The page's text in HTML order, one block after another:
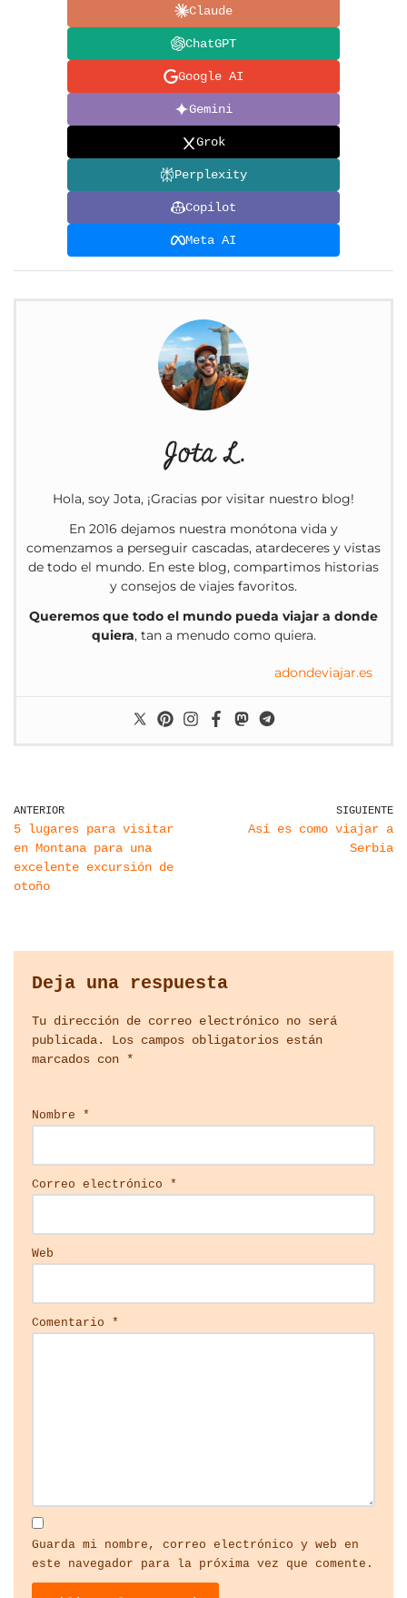
Claude
ChatGPT
Google AI
Gemini
Grok
Perplexity
Copilot
Meta AI
Jota L.
Hola, soy Jota, ¡Gracias por visitar nuestro blog!
En 2016 dejamos nuestra monótona vida y
comenzamos a perseguir cascadas, atardeceres y vistas
de todo el mundo. En este blog, compartimos historias
y consejos de viajes favoritos.
Queremos que todo el mundo pueda viajar a donde
quiera, tan a menudo como quiera.
adondeviajar.es
ANTERIOR
5 lugares para visitar
en Montana para una
excelente excursión de
otoño
SIGUIENTE
Así es como viajar a
Serbia
Deja una respuesta
Tu dirección de correo electrónico no será
publicada.
Los campos obligatorios están
marcados con *
Nombre *
Correo electrónico *
Web
Comentario *
Guarda mi nombre, correo electrónico y web en
este navegador para la próxima vez que comente.